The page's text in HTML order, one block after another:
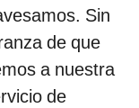
Sin
de que
a nuestra
de